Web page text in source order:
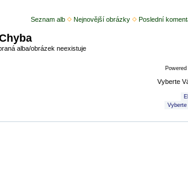
Seznam alb Nejnovější obrázky Poslední
alba/obrázek neexistuje
Vyberte